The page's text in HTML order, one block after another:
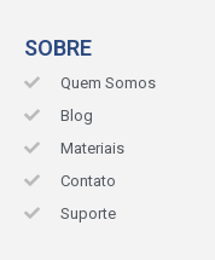
SOBRE
Quem Somos
Blog
Materiais
Contato
Suporte